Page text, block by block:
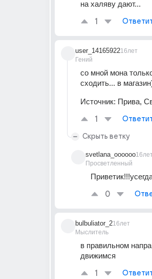
на халяву дают...
1
user_14165922
Гений
16лет
со мной мона
сходить... в
Источник: Прива,
1
Скрыть ветку
svetlana_oooooo
Просветленный
0
bulbuliator_2
Мыслитель
16лет
в правильном
движимся
1